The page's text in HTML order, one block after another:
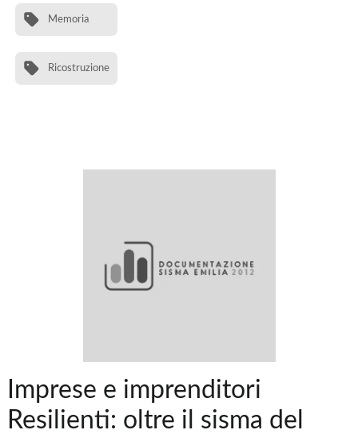
Memoria
Ricostruzione
Imprese e imprenditori
Resilienti: oltre il sisma del